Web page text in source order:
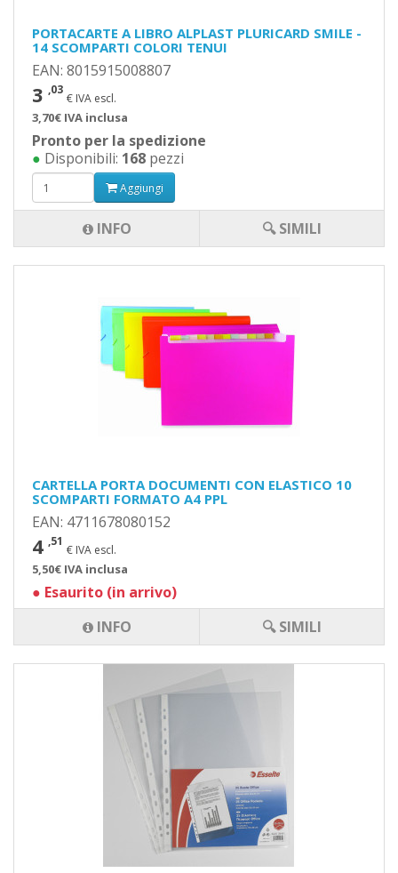
PORTACARTE A LIBRO ALPLAST PLURICARD SMILE -
14 SCOMPARTI COLORI TENUI
EAN: 8015915008807
3 ,03
€ IVA escl.
3,70€ IVA inclusa
Pronto per la spedizione
● Disponibili: 168 pezzi
Aggiungi
INFO 🔍 SIMILI
CARTELLA PORTA DOCUMENTI CON ELASTICO 10
SCOMPARTI FORMATO A4 PPL
EAN: 4711678080152
4 ,51
€ IVA escl.
5,50€ IVA inclusa
● Esaurito (in arrivo)
INFO
🔍 SIMILI